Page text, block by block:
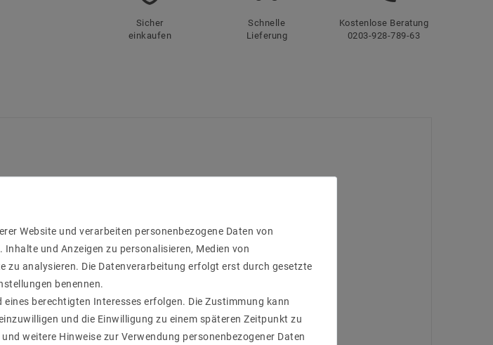
Sicher
einkaufen
Schnelle
Lieferung
Kostenlose Beratung
0203-928-789-63
Website und verarbeiten personenbezogene Daten von
und Anzeigen zu personalisieren, Medien von
zu analysieren. Die Datenverarbeitung erfolgt erst durch gesetzte
benennen.
berechtigten Interesses erfolgen. Die Zustimmung kann
und die Einwilligung zu einem späteren Zeitpunkt zu
und weitere Hinweise zur Verwendung personenbezogener Daten